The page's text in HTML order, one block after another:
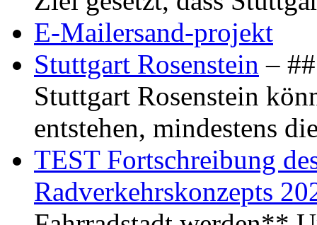
E-Mailersand-projekt
Stuttgart Rosenstein –
Stuttgart Rosenstein
entstehen, mindestens
TEST Fortschreibung
Radverkehrskonzepts